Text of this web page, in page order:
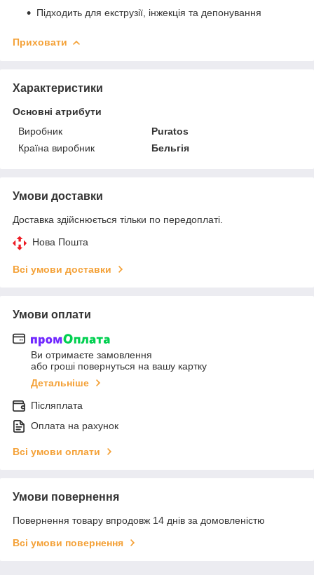
Підходить для екструзії, інжекція та депонування
Приховати
Характеристики
Основні атрибути
Виробник
Puratos
Країна виробник
Бельгія
Умови доставки
Доставка здійснюється тільки по передоплаті.
Нова Пошта
Всі умови доставки
Умови оплати
Ви отримаєте замовлення
або гроші повернуться на вашу картку
Детальніше
Післяплата
Оплата на рахунок
Всі умови оплати
Умови повернення
Повернення товару впродовж 14 днів за домовленістю
Всі умови повернення